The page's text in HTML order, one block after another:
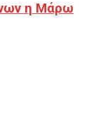
η Μάρω